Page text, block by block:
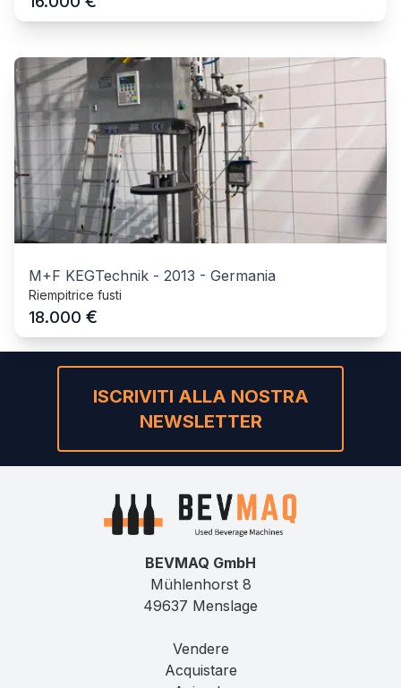
M+F KEGTechnik - 2013 - Germania
Riempitrice fusti
18.000 €
ISCRIVITI ALLA NOSTRA
NEWSLETTER
BEVMAQ GmbH
Mühlenhorst 8
49637 Menslage
Vendere
Acquistare